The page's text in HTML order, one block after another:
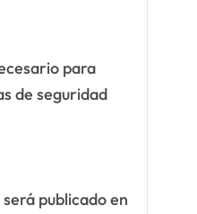
para
de seguridad
publicado en